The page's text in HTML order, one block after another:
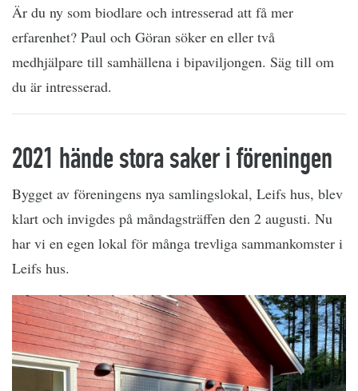
Är du ny som biodlare och intresserad att få mer
erfarenhet? Paul och Göran söker en eller två
medhjälpare till samhällena i bipaviljongen. Säg till om
du är intresserad.
2021 hände stora saker i föreningen
Bygget av föreningens nya samlingslokal, Leifs hus, blev
klart och invigdes på måndagsträffen den 2 augusti. Nu
har vi en egen lokal för många trevliga sammankomster i
Leifs hus.